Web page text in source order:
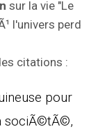
sur la vie "Le
l'univers perd
citations :
pour
sociÃ©tÃ©,